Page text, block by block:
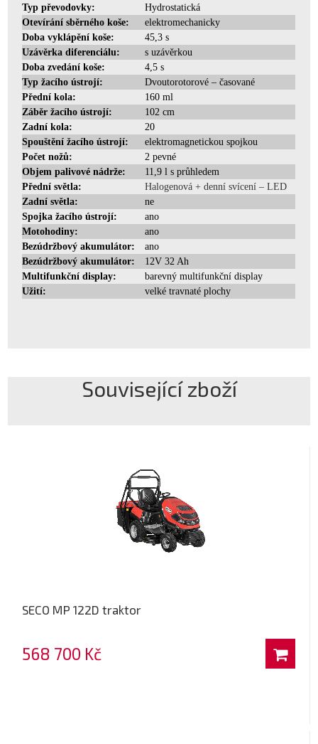
Typ převodovky:
Hydrostatická
Otevírání sběrného koše:
elektromechanicky
Doba vyklápění koše:
45,3 s
Uzávěrka diferenciálu:
s uzávěrkou
Doba zvedání koše:
4,5 s
Typ žacího ústrojí:
Dvoutorotorové – časované
Přední kola:
160 ml
Záběr žacího ústrojí:
102 cm
Zadní kola:
20
Spouštění žacího ústrojí:
elektromagnetickou spojkou
Počet nožů:
2 pevné
Objem palivové nádrže:
11,9 l s průhledem
Přední světla:
Halogenová + denní svícení – LED
Zadní světla:
ne
Spojka žacího ústrojí:
ano
Motohodiny:
ano
Bezúdržbový akumulátor:
ano
Bezúdržbový akumulátor:
12V 32 Ah
Multifunkční display:
barevný multifunkční display
Užití:
velké travnaté plochy
Související zboží
SECO MP 122D traktor
568 700 Kč